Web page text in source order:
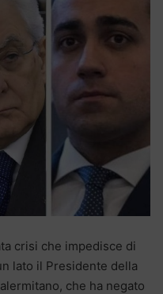
crisi che impedisce di
lato il Presidente della
che ha negato